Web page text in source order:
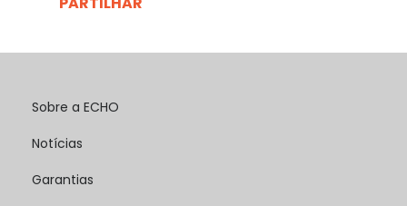
Sobre a ECHO
Notícias
Garantias